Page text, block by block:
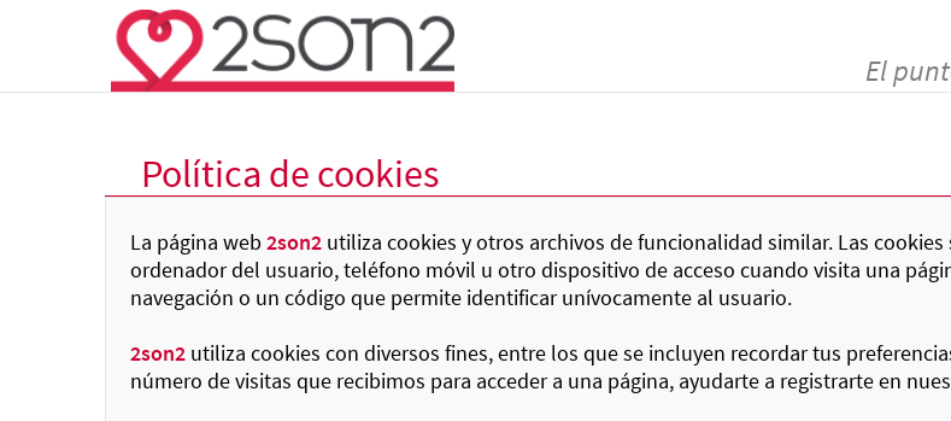
El
Política de cookies
La página web2son2 utiliza cookies y otros archivos de funcionalidad similar. Las
ordenador del usuario, teléfono móvil u otro dispositivo de acceso cuando visita una
navegación o un código que permite identificar unívocamente al usuario.
2son2 utiliza cookies con diversos fines, entre los que se incluyen recordar tus
número de visitas que recibimos para acceder a una página, ayudarte a registrarte en